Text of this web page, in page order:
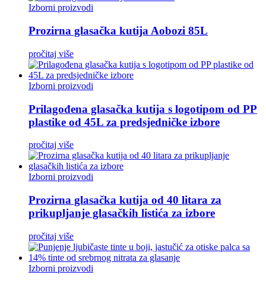
Izborni proizvodi
Prozirna glasačka kutija Aobozi 85L
pročitaj više
Izborni proizvodi
Prilagođena glasačka kutija s logotipom od PP
plastike od 45L za predsjedničke izbore
pročitaj više
Izborni proizvodi
Prozirna glasačka kutija od 40 litara za
prikupljanje glasačkih listića za izbore
pročitaj više
Izborni proizvodi